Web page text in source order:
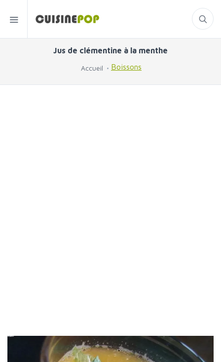
Jus de clémentine à la menthe
Accueil Boissons